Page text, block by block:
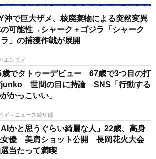
沖で巨大ザメ、核廃棄物による突然変異
可能性→シャーク＋ゴジラ「シャーク
」の捕獲作戦が展開
エンタメ
歳でタトゥーデビュー 67歳で3つ目の打
junko 世間の目に持論 SNS「行動する
かっこいい」
ず～ニュース編集部
AIかと思うぐらい綺麗な人」22歳、高身
女優 美肩ショット公開 長岡花火大会
当たって満喫